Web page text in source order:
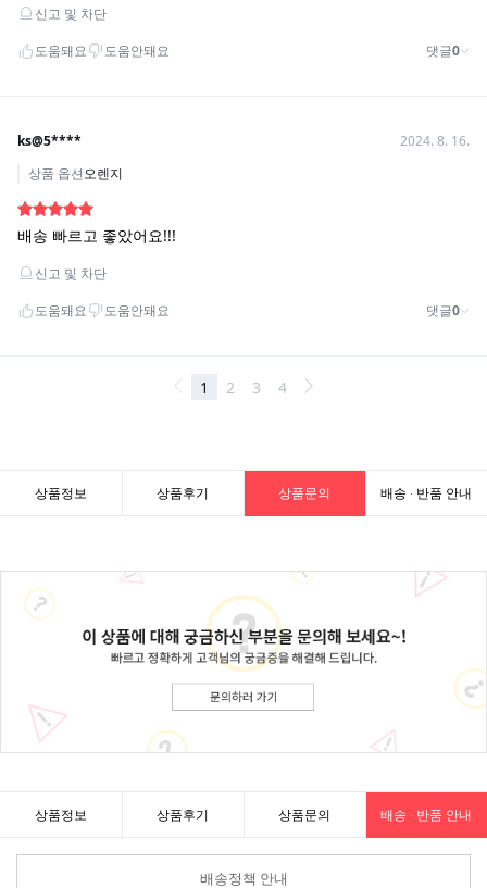
상품정보 상품후기 상품문의 배송 · 반품 안내
상품정보 상품후기 상품문의 배송 · 반품 안내
배송정책 안내